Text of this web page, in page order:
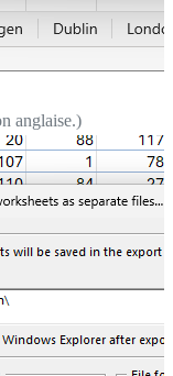
anglaise.)